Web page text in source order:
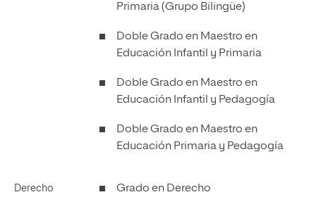
Primaria (Grupo Bilingüe)
Doble Grado en Maestro en
Educación Infantil y Primaria
Doble Grado en Maestro en
Educación Infantil y Pedagogía
Doble Grado en Maestro en
Educación Primaria y Pedagogía
Derecho Grado en Derecho